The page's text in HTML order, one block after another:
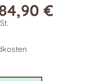
€
Dieses